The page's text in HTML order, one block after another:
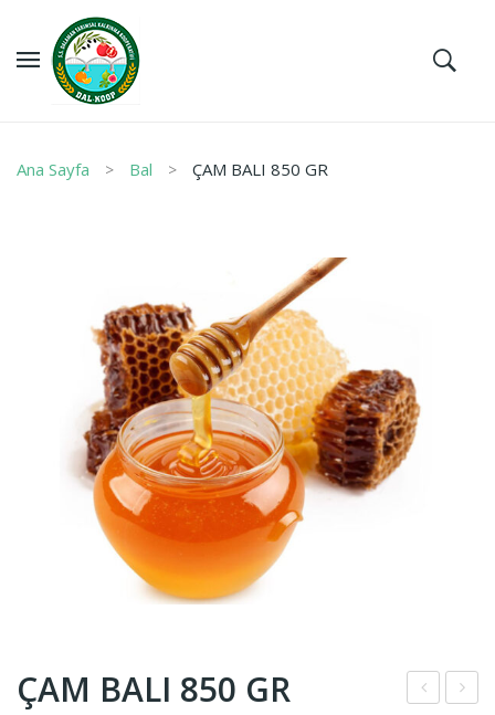
Ana Sayfa Bal ÇAM BALI 850 GR
ÇAM BALI 850 GR